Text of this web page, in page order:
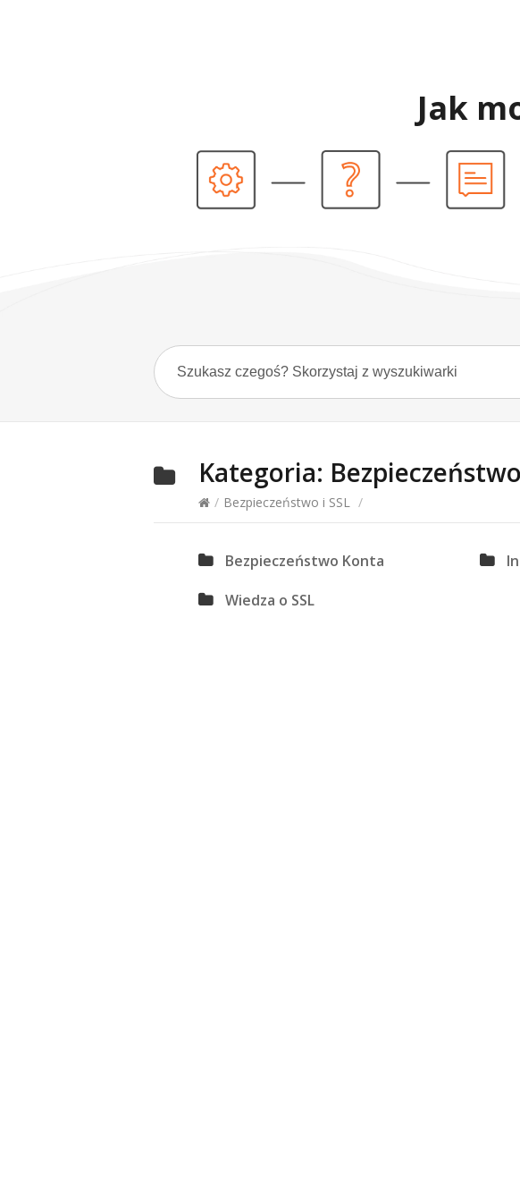
Jak
Kategoria:
/ Bezpieczeństwo i SSL /
Bezpieczeństwo Konta
Wiedza o SSL